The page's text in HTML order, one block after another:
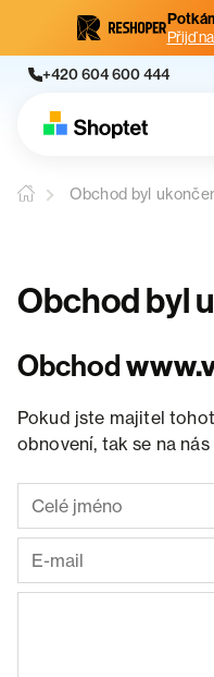
Přijď
+420 604 600 444
Obchod byl
Obchod byl
Obchod
Pokud jste majitel
obnovení, tak se na